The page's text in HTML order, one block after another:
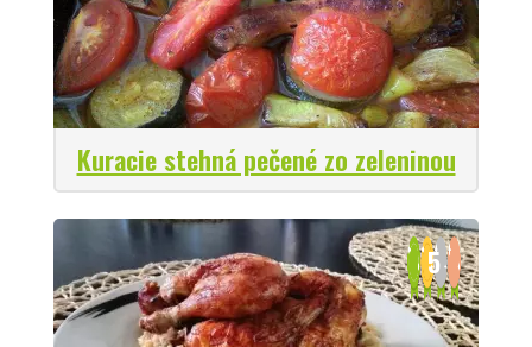
Kuracie stehná pečené zo zeleninou
5